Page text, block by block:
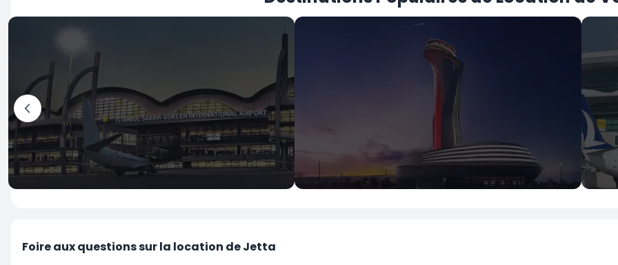
Foire aux questions sur la location de Jetta